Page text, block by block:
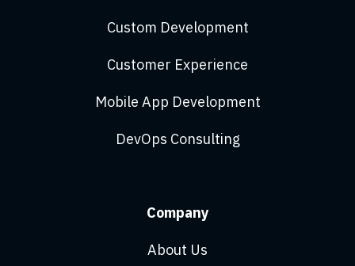
Custom Development
Customer Experience
Mobile App Development
DevOps Consulting
Company
About Us